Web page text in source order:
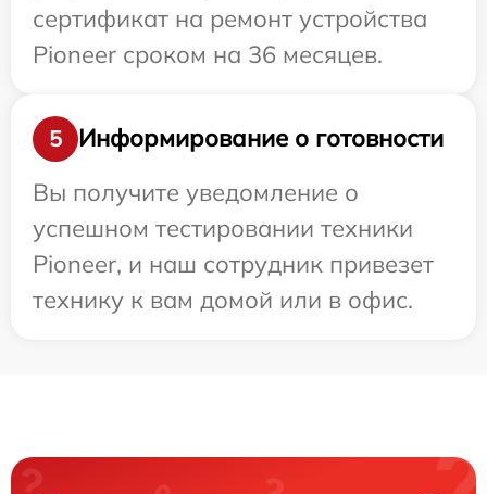
сертификат на ремонт устройства
Pioneer сроком на 36 месяцев.
5
Информирование о готовности
Вы получите уведомление о
успешном тестировании техники
Pioneer, и наш сотрудник привезет
технику к вам домой или в офис.